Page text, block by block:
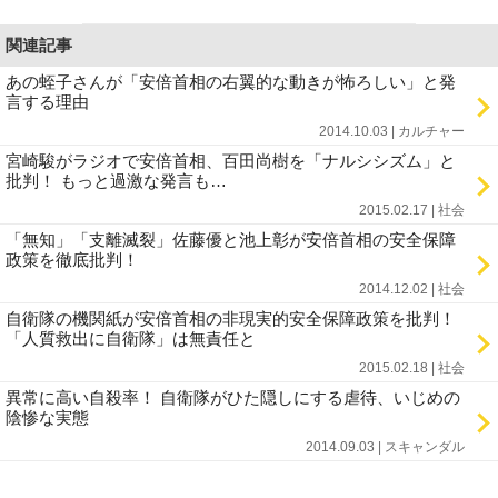
関連記事
あの蛭子さんが「安倍首相の右翼的な動きが怖ろしい」と発
言する理由
2014.10.03 | カルチャー
宮崎駿がラジオで安倍首相、百田尚樹を「ナルシシズム」と
批判！ もっと過激な発言も…
2015.02.17 | 社会
「無知」「支離滅裂」佐藤優と池上彰が安倍首相の安全保障
政策を徹底批判！
2014.12.02 | 社会
自衛隊の機関紙が安倍首相の非現実的安全保障政策を批判！
「人質救出に自衛隊」は無責任と
2015.02.18 | 社会
異常に高い自殺率！ 自衛隊がひた隠しにする虐待、いじめの
陰惨な実態
2014.09.03 | スキャンダル